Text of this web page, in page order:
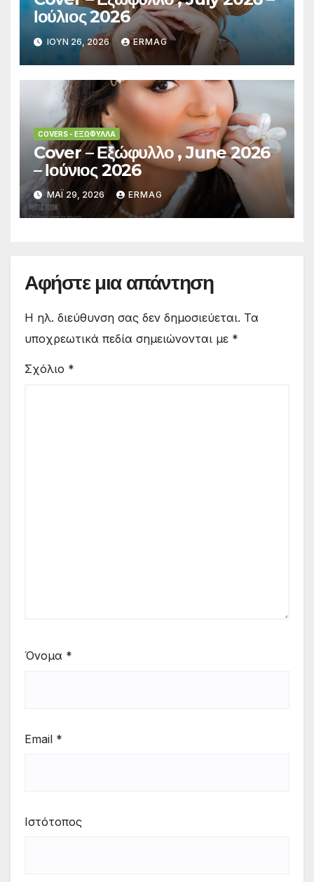
Ιούλιος 2026
ΙΟΎΝ 26, 2026 ERMAG
COVERS - ΕΞΏΦΥΛΛΑ
Cover – Εξώφυλλο , June 2026
– Ιούνιος 2026
ΜΆΙ 29, 2026 ERMAG
Αφήστε μια απάντηση
Η ηλ. διεύθυνση σας δεν δημοσιεύεται. Τα
υποχρεωτικά πεδία σημειώνονται με *
Σχόλιο *
Όνομα *
Email *
Ιστότοπος